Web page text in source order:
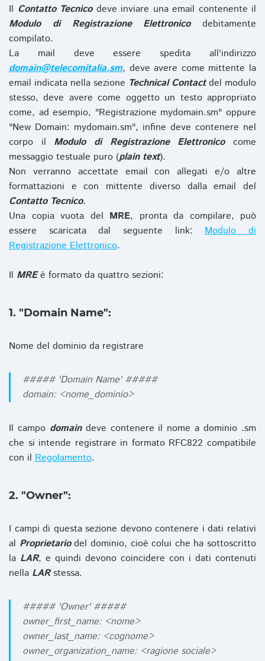
Il Contatto Tecnicodeve inviare una email contenente il
Modulo di Registrazione Elettronicodebitamente
compilato.
La mail deve essere spedita all'indirizzo
domain@telecomitalia.sm, deve avere come mittente la
email indicata nella sezione Technical Contactdel modulo
stesso, deve avere come oggetto un testo appropriato
come, ad esempio, "Registrazione mydomain.sm" oppure
"New Domain: mydomain.sm", infine deve contenere nel
corpo il Modulo di Registrazione Elettronicocome
messaggio testuale puro (plain text).
Non verranno accettate email con allegati e/o altre
formattazioni e con mittente diverso dalla email del
Contatto Tecnico.
Una copia vuota del MRE, pronta da compilare, può
essere scaricata dal seguente link:Modulo di
Registrazione Elettronico.
Il MREè formato da quattro sezioni:
1. "Domain Name":
Nome del dominio da registrare
##### 'Domain Name' #####
domain: <nome_dominio>
Il campo domaindeve contenere il nome a dominio .sm
che si intende registrare in formato RFC822 compatibile
con il Regolamento.
2. "Owner":
I campi di questa sezione devono contenere i dati relativi
al Proprietariodel dominio, cioè colui che ha sottoscritto
la LAR, e quindi devono coincidere con i dati contenuti
nella LARstessa.
##### 'Owner' #####
owner_first_name: <nome>
owner_last_name: <cognome>
owner_organization_name: <ragione sociale>